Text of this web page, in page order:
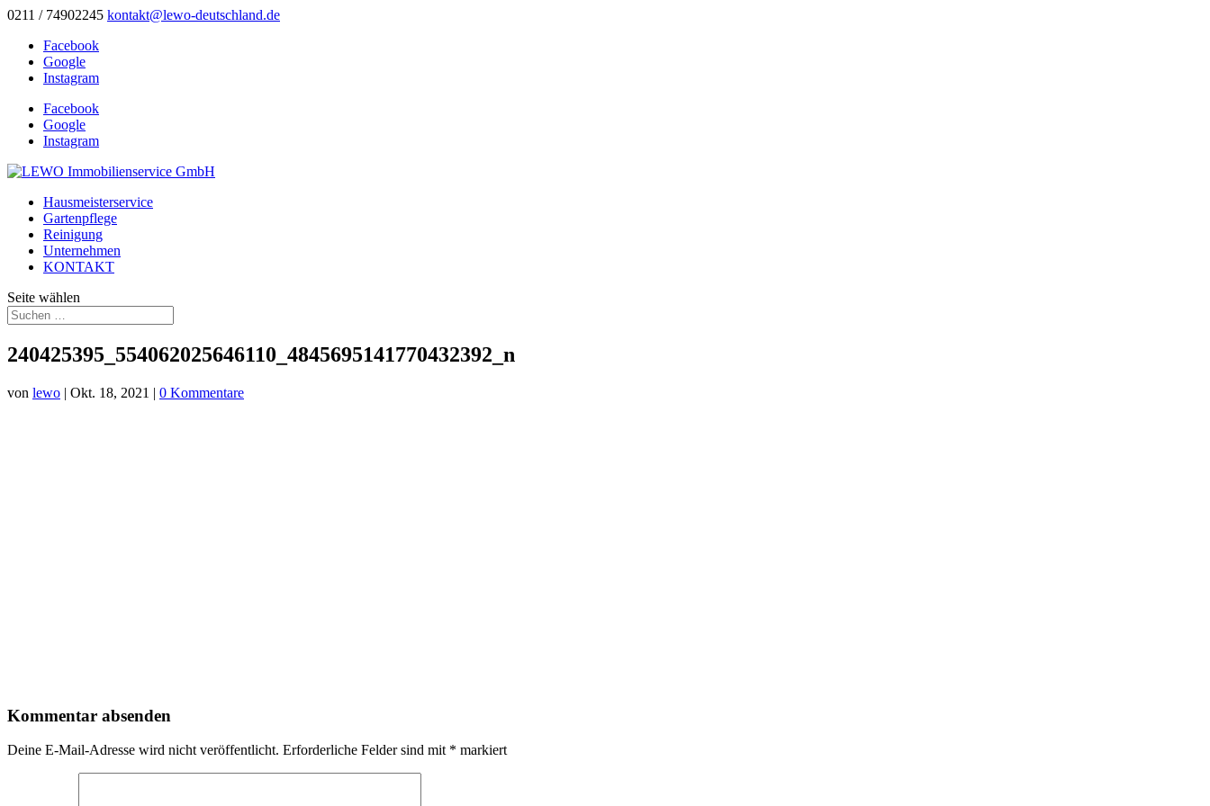
0211 / 74902245 kontakt@lewo-deutschland.de
Facebook
Google
Instagram
Facebook
Google
Instagram
Hausmeisterservice
Gartenpflege
Reinigung
Unternehmen
KONTAKT
Seite wählen
240425395_554062025646110_4845695141770432392_n
von lewo | Okt. 18, 2021 | 0 Kommentare
Kommentar absenden
Deine E-Mail-Adresse wird nicht veröffentlicht. Erforderliche Felder sind mit * markiert